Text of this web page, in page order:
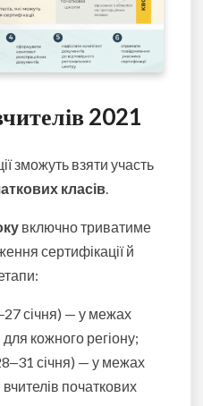
2021
зможуть взяти участь
класів.
включно триватиме
сертифікації й
січня) — у межах
для кожного регіону;
січня) — у межах
вчителів початкових